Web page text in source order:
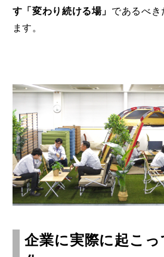
す「変わり続ける場」 であるべき
ます。
企業に実際に起こ